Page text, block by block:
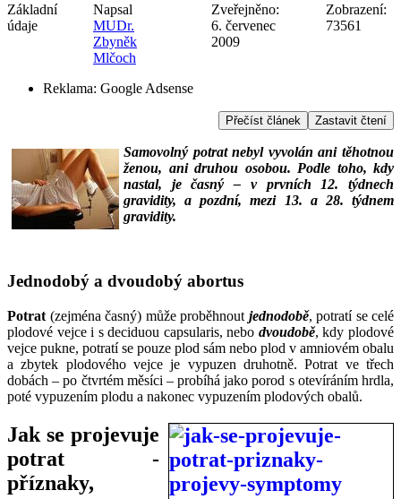
Základní
údaje
Napsal
MUDr.
Zbyněk
Mlčoch
Zveřejněno:
6. červenec
2009
Zobrazení:
73561
Reklama: Google Adsense
Přečíst článek Zastavit čtení
Samovolný potrat nebyl vyvolán ani těhotnou
ženou, ani druhou osobou. Podle toho, kdy
nastal, je časný – v prvních 12. týdnech
gravidity, a pozdní, mezi 13. a 28. týdnem
gravidity.
Jednodobý a dvoudobý abortus
Potrat (zejména časný) může proběhnout jednodobě, potratí se celé
plodové vejce i s deciduou capsularis, nebo dvoudobě, kdy plodové
vejce pukne, potratí se pouze plod sám nebo plod v amniovém obalu
a zbytek plodového vejce je vypuzen druhotně. Potrat ve třech
dobách – po čtvrtém měsíci – probíhá jako porod s otevíráním hrdla,
poté vypuzením plodu a nakonec vypuzením plodových obalů.
Jak se projevuje
potrat -
příznaky,